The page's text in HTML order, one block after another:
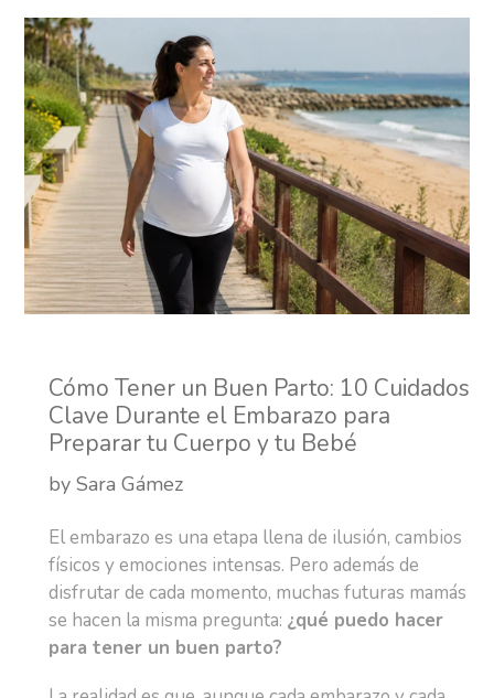
Cómo Tener un Buen Parto: 10 Cuidados
Clave Durante el Embarazo para
Preparar tu Cuerpo y tu Bebé
by Sara Gámez
El embarazo es una etapa llena de ilusión, cambios
físicos y emociones intensas. Pero además de
disfrutar de cada momento, muchas futuras mamás
se hacen la misma pregunta: ¿qué puedo hacer
para tener un buen parto?